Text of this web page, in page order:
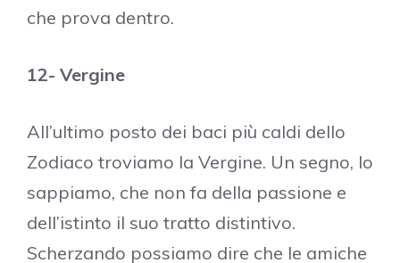
che prova dentro.
12- Vergine
All’ultimo posto dei baci più caldi dello
Zodiaco troviamo la Vergine. Un segno, lo
sappiamo, che non fa della passione e
dell’istinto il suo tratto distintivo.
Scherzando possiamo dire che le amiche